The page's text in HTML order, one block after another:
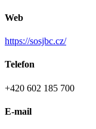
Web
https://sosjbc.cz/
Telefon
+420 602 185 700
E-mail